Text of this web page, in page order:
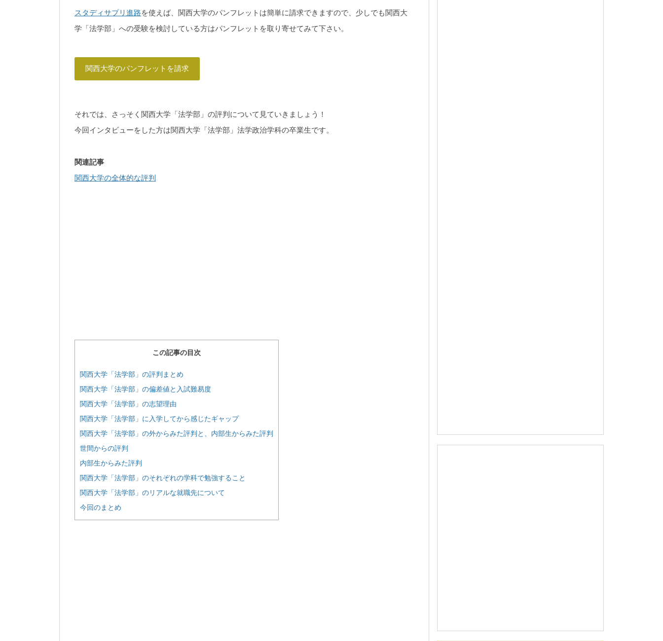
スタディサプリ進路を使えば、関西大学のパンフレットは簡単に請求できますので、少しでも関西大
学「法学部」への受験を検討している方はパンフレットを取り寄せてみて下さい。
関西大学のパンフレットを請求
それでは、さっそく関西大学「法学部」の評判について見ていきましょう！
今回インタビューをした方は関西大学「法学部」法学政治学科の卒業生です。
関連記事
関西大学の全体的な評判
この記事の目次
関西大学「法学部」の評判まとめ
関西大学「法学部」の偏差値と入試難易度
関西大学「法学部」の志望理由
関西大学「法学部」に入学してから感じたギャップ
関西大学「法学部」の外からみた評判と、内部生からみた評判
世間からの評判
内部生からみた評判
関西大学「法学部」のそれぞれの学科で勉強すること
関西大学「法学部」のリアルな就職先について
今回のまとめ